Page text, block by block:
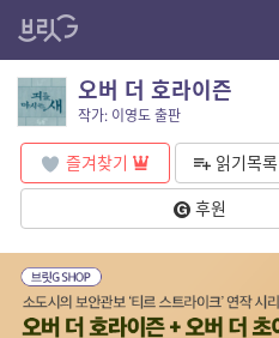
오버 더 호라이즌
작가: 이영도 출판
즐겨찾기 읽기목록
후원